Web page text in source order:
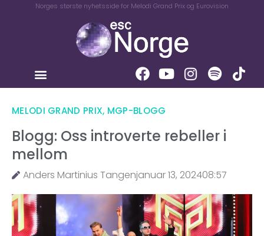
Norges største nyhetsside for Melodi Grand Prix og Eurovision
MELODI GRAND PRIX, MGP-BLOGG
Blogg: Oss introverte rebeller i
mellom
Anders Martinius Tangenjanuar 13, 202408:57